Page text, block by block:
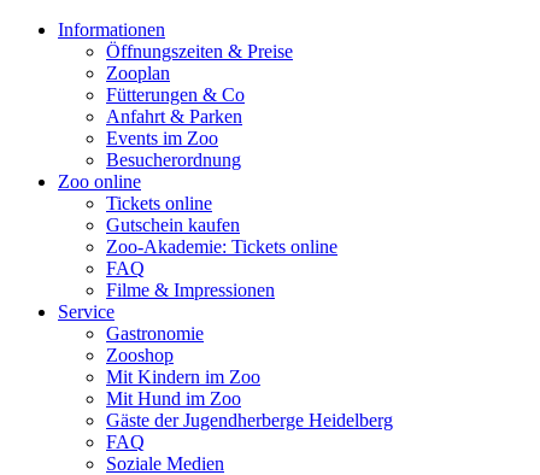
Informationen
Öffnungszeiten & Preise
Zooplan
Fütterungen & Co
Anfahrt & Parken
Events im Zoo
Besucherordnung
Zoo online
Tickets online
Gutschein kaufen
Zoo-Akademie: Tickets online
FAQ
Filme & Impressionen
Service
Gastronomie
Zooshop
Mit Kindern im Zoo
Mit Hund im Zoo
Gäste der Jugendherberge Heidelberg
FAQ
Soziale Medien